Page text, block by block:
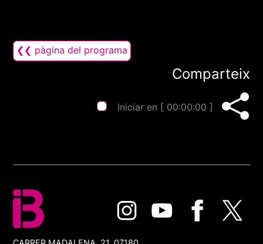
❮❮ pàgina del programa
Comparteix
Iniciar en [ 00:00:00 ]